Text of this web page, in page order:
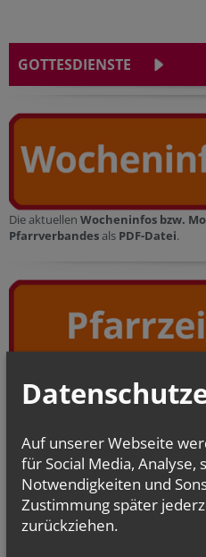
GOTTESDIENSTE
Die aktuellen Wocheninfos bzw.
Pfarrverbandesals PDF-Datei.
Lesen Sie die aktuellen
PfarrverbandesalsPDF-Datei.
Gottesdienste im
Auf unserer Webseite
für Social Media, Analyse,
Notwendigkeiten und
Zustimmung später
zurückziehen.